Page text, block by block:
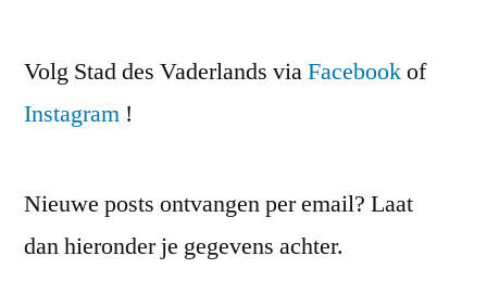
Volg Stad des Vaderlands viaFacebookof
Instagram !
Nieuwe posts ontvangen per email? Laat
dan hieronder je gegevens achter.